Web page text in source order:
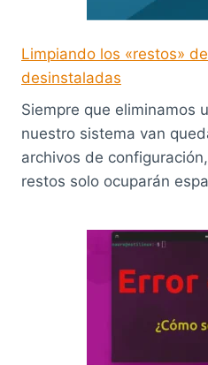
Limpiando los «restos»
desinstaladas
Siempre que eliminamos
nuestro sistema van
archivos de
restos solo ocuparán